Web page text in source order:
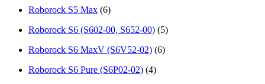
Roborock S5 Max (6)
Roborock S6 (S602-00, S652-00) (5)
Roborock S6 MaxV (S6V52-02) (6)
Roborock S6 Pure (S6P02-02) (4)